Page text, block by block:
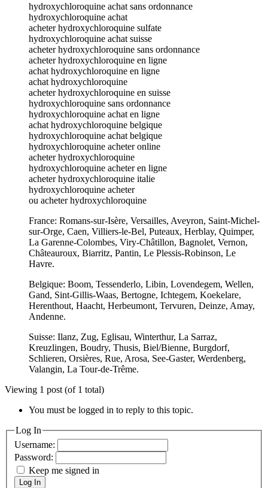
hydroxychloroquine achat sans ordonnance
hydroxychloroquine achat
acheter hydroxychloroquine sulfate
hydroxychloroquine achat suisse
acheter hydroxychloroquine sans ordonnance
acheter hydroxychloroquine en ligne
achat hydroxychloroquine en ligne
achat hydroxychloroquine
acheter hydroxychloroquine en suisse
hydroxychloroquine sans ordonnance
hydroxychloroquine achat en ligne
achat hydroxychloroquine belgique
hydroxychloroquine achat belgique
hydroxychloroquine acheter online
acheter hydroxychloroquine
hydroxychloroquine acheter en ligne
acheter hydroxychloroquine italie
hydroxychloroquine acheter
ou acheter hydroxychloroquine
France: Romans-sur-Isère, Versailles, Aveyron, Saint-Michel-
sur-Orge, Caen, Villiers-le-Bel, Puteaux, Herblay, Quimper,
La Garenne-Colombes, Viry-Châtillon, Bagnolet, Vernon,
Châteauroux, Biarritz, Pantin, Le Plessis-Robinson, Le
Havre.
Belgique: Boom, Tessenderlo, Libin, Lovendegem, Wellen,
Gand, Sint-Gillis-Waas, Bertogne, Ichtegem, Koekelare,
Herenthout, Haacht, Herbeumont, Tervuren, Deinze, Amay,
Andenne.
Suisse: Ilanz, Zug, Eglisau, Winterthur, La Sarraz,
Kreuzlingen, Boudry, Thusis, Biel/Bienne, Burgdorf,
Schlieren, Orsières, Rue, Arosa, See-Gaster, Werdenberg,
Valangin, La Tour-de-Trême.
Viewing 1 post (of 1 total)
You must be logged in to reply to this topic.
Log In
Username:
Password:
Keep me signed in
Log In